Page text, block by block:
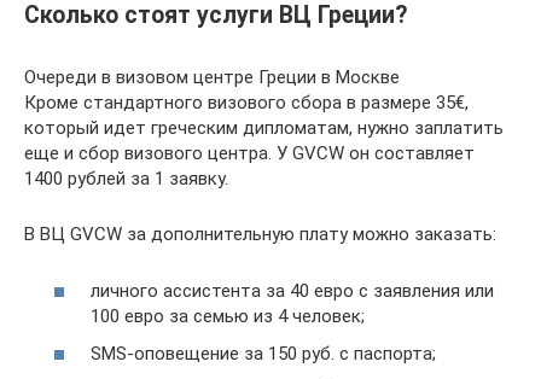
Сколько стоят услуги ВЦ Греции?
Очереди в визовом центре Греции в Москве
Кроме стандартного визового сбора в размере 35€,
который идет греческим дипломатам, нужно заплатить
еще и сбор визового центра. У GVCW он составляет
1400 рублей за 1 заявку.
В ВЦ GVCW за дополнительную плату можно заказать:
личного ассистента за 40 евро с заявления или
100 евро за семью из 4 человек;
SMS-оповещение за 150 руб. с паспорта;